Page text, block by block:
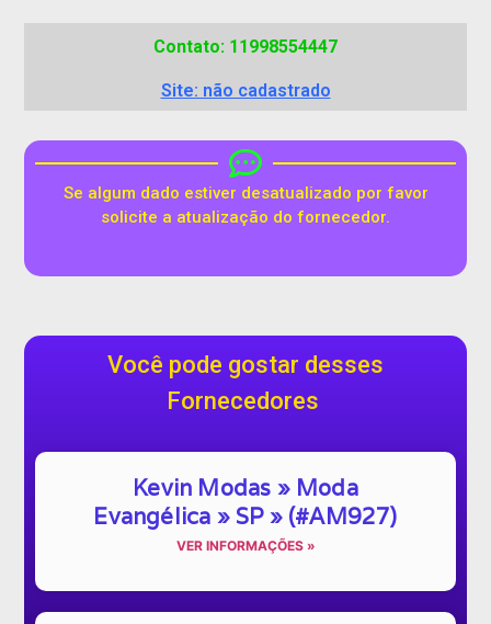
Contato: 11998554447
Site: não cadastrado
Se algum dado estiver desatualizado por favor
solicite a atualização do fornecedor.
Você pode gostar desses
Fornecedores
Kevin Modas » Moda
Evangélica » SP » (#AM927)
VER INFORMAÇÕES »